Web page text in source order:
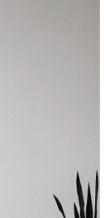
公司不負相關責
狀況，依本公司即
公司將視審查結果
惡意使用之情形，
取法律行動。